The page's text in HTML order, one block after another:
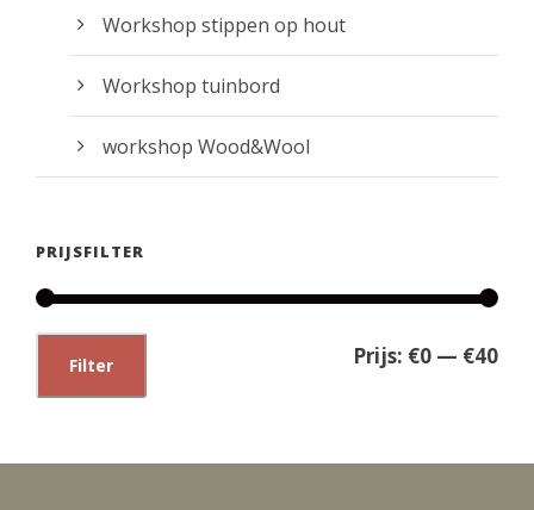
Workshop stippen op hout
Workshop tuinbord
workshop Wood&Wool
PRIJSFILTER
M
.
M
.
Filter Prijs: €0 — €40